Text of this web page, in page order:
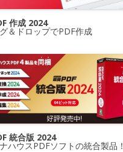
作成 2024
＆ドロップでPDF作成
統合版 2024
ハウスPDFソフトの統合製品！